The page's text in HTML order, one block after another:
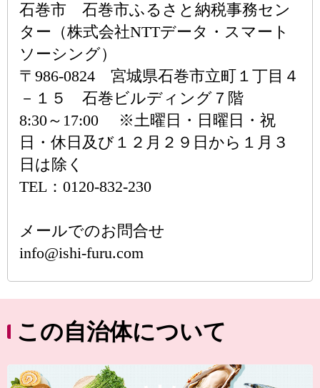
石巻市 石巻市ふるさと納税事務セン
ター（株式会社NTTデータ・スマート
ソーシング）
〒986-0824 宮城県石巻市立町１丁目４
－１５ 石巻ビルディング７階
8:30～17:00 ※土曜日・日曜日・祝
日・休日及び１２月２９日から１月３
日は除く
TEL：0120-832-230
メールでのお問合せ
info@ishi-furu.com
この自治体について